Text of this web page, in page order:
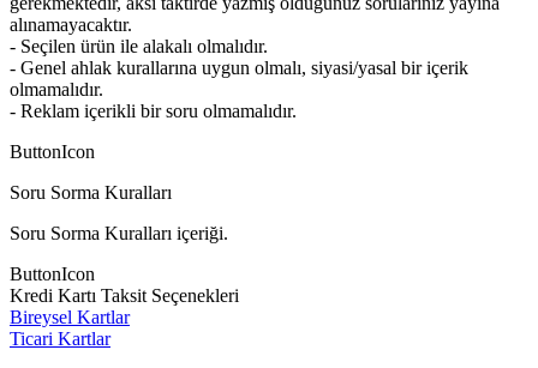
alınamayacaktır.
- Seçilen ürün ile alakalı olmalıdır.
- Genel ahlak kurallarına uygun olmalı, siyasi/yasal bir içerik
olmamalıdır.
- Reklam içerikli bir soru olmamalıdır.
ButtonIcon
Soru Sorma Kuralları
Soru Sorma Kuralları içeriği.
ButtonIcon
Kredi Kartı Taksit Seçenekleri
Bireysel Kartlar
Ticari Kartlar